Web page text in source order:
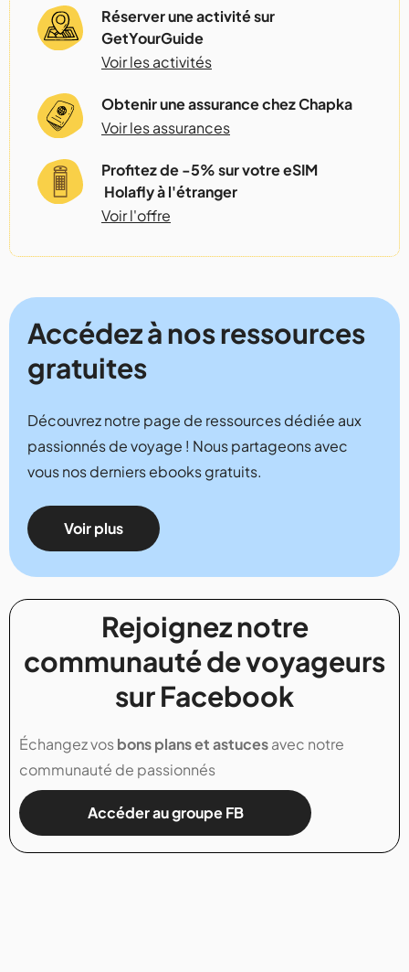
Réserver une activité sur
GetYourGuide
Voir les activités
Obtenir une assurance chez Chapka
Voir les assurances
Profitez de -5% sur votre eSIM
Holafly à l'étranger
Voir l'offre
Accédez à nos ressources
gratuites
Découvrez notre page de ressources dédiée aux
passionnés de voyage ! Nous partageons avec
vous nos derniers ebooks gratuits.
Voir plus
Rejoignez notre
communauté de voyageurs
sur Facebook
Échangez vosbons plans et astucesavec notre
communauté de passionnés
Accéder au groupe FB